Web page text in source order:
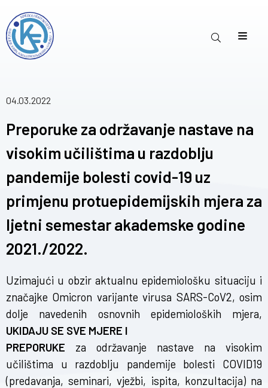
04.03.2022
Preporuke za održavanje nastave na
visokim učilištima u razdoblju
pandemije bolesti covid-19 uz
primjenu protuepidemijskih mjera za
ljetni semestar akademske godine
2021./2022.
Uzimajući u obzir aktualnu epidemiološku situaciju i
značajke Omicron varijante virusa SARS-CoV2, osim
dolje navedenih osnovnih epidemioloških mjera,
UKIDAJU SE SVE MJERE I
PREPORUKE za održavanje nastave na visokim
učilištima u razdoblju pandemije bolesti COVID19
(predavanja, seminari, vježbi, ispita, konzultacija) na